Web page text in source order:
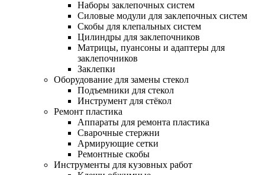
Наборы заклепочных систем
Силовые модули для заклепочных систем
Скобы для клепальных систем
Цилиндры для заклепочников
Матрицы, пуансоны и адаптеры для
заклепочников
Заклепки
Оборудование для замены стекол
Подъемники для стекол
Инструмент для стёкол
Ремонт пластика
Аппараты для ремонта пластика
Сварочные стержни
Армирующие сетки
Ремонтные скобы
Инструменты для кузовных работ